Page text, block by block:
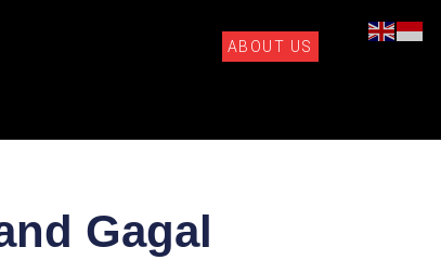
ABOUT US
Gagal